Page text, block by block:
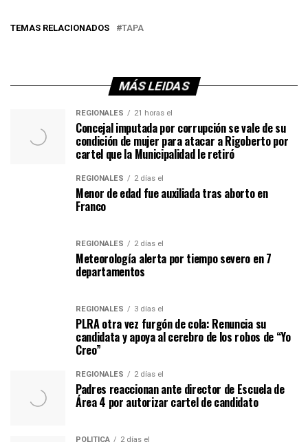
TEMAS RELACIONADOS TAPA
MÁS LEIDAS
REGIONALES 21 horas el
Concejal imputada por corrupción se vale de su
condición de mujer para atacar a Rigoberto por
cartel que la Municipalidad le retiró
REGIONALES 2 días el
Menor de edad fue auxiliada tras aborto en
Franco
REGIONALES 2 días el
Meteorología alerta por tiempo severo en 7
departamentos
REGIONALES 3 días el
PLRA otra vez furgón de cola: Renuncia su
candidata y apoya al cerebro de los robos de “Yo
Creo”
REGIONALES 2 días el
Padres reaccionan ante director de Escuela de
Área 4 por autorizar cartel de candidato
POLITICA 2 días el